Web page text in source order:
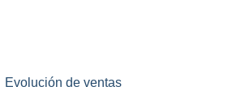
Evolución de ventas